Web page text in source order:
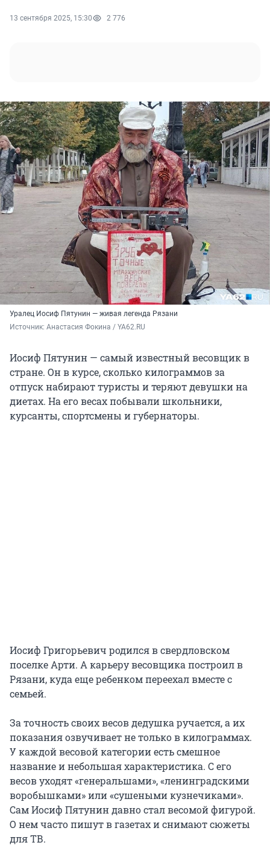
13 сентября 2025, 15:30 2 776
Уралец Иосиф Пятунин — живая легенда Рязани
Источник: Анастасия Фокина / YA62.RU
Иосиф Пятунин — самый известный весовщик в
стране. Он в курсе, сколько килограммов за
отпуск набирают туристы и теряют девушки на
диетах. На его весах побывали школьники,
курсанты, спортсмены и губернаторы.
Иосиф Григорьевич родился в свердловском
поселке Арти. А карьеру весовщика построил в
Рязани, куда еще ребенком переехал вместе с
семьей.
За точность своих весов дедушка ручается, а их
показания озвучивает не только в килограммах.
У каждой весовой категории есть смешное
название и небольшая характеристика. С его
весов уходят «генеральшами», «ленинградскими
воробышками» или «сушеными кузнечиками».
Сам Иосиф Пятунин давно стал весомой фигурой.
О нем часто пишут в газетах и снимают сюжеты
для ТВ.